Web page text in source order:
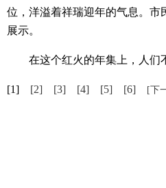
位，洋溢着祥瑞迎年的气息。市
展示。
在这个红火的年集上，人们不
[1] [2] [3] [4] [5] [6] [下